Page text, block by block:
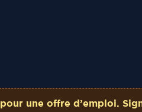
pour une offre d’emploi.